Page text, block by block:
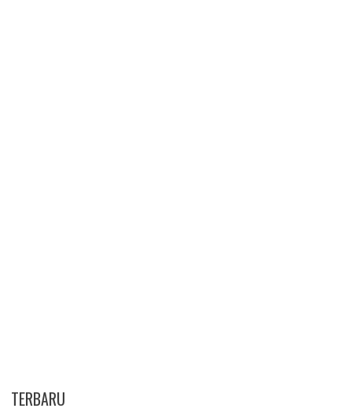
TERBARU